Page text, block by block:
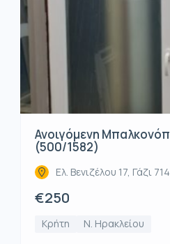
Ανοιγόμενη
(500/1582)
Ελ. Βενιζέλου 17, Γάζι
€250
Κρήτη Ν. Ηρακλείου